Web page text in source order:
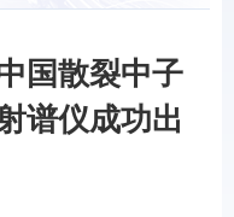
国散裂中子
谱仪成功出